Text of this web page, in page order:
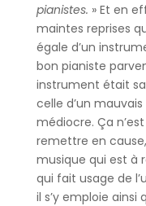
pianistes. » Et en
maintes reprises
égale d’un
bon pianiste
instrument était
celle d’un
médiocre. Ça
remettre en
musique qui est à
qui fait usage de
il s’y emploie